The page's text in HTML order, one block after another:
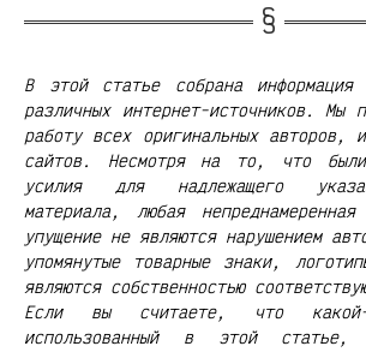
В этой статье собрана
различных интернет-источников. Мы
работу всех оригинальных авторов,
сайтов. Несмотря на то, что
усилия для надлежащего
материала, любая
упущение не являются нарушением
упомянутые товарные знаки,
являются собственностью
Если вы считаете, что какой-
использованный в этой статье,